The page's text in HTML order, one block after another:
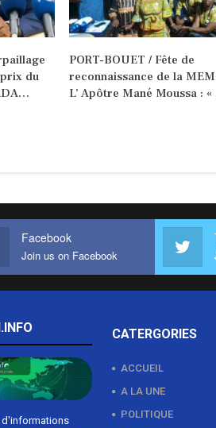
du
PORT-BOUET / Fête de
reconnaissance de la
L’ Apôtre Mané Moussa :
Facebook
Join us on Facebook
d'informations
CATERGORIES
ACCUEIL
A LA UNE
POLITIQUE